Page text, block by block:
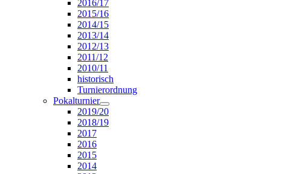
2016/17
2015/16
2014/15
2013/14
2012/13
2011/12
2010/11
historisch
Turnierordnung
Pokalturnier
2019/20
2018/19
2017
2016
2015
2014